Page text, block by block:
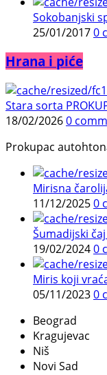
Sokobanjski
25/01/20170
Hrana i piće
Stara sorta
18/02/20260
Prokupac
Mirisna
11/12/20250
Šumadijski
19/02/20240
Miris koji
05/11/20230
Beograd
Kragujevac
Niš
Novi Sad